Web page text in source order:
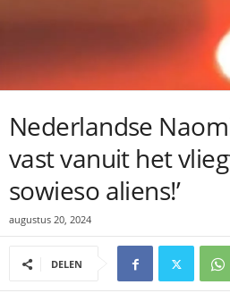
Nederlandse
vast vanuit het
sowieso aliens!’
augustus 20, 2024
DELEN